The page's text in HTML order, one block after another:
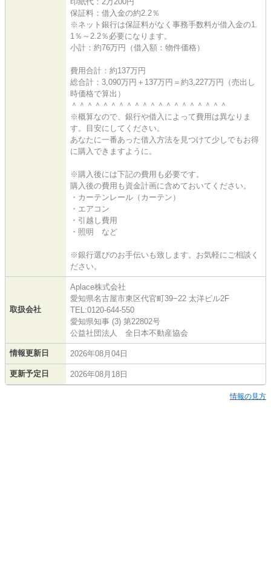
保証料：借入金の約2.2％
※ネット銀行は保証料がなく事務手数料が借入金の1.
1％～2.2％必要になります。
小計：約76万円（借入額：物件価格）
費用合計：約137万円
総合計：3,090万円＋137万円＝約3,227万円（売出し
時価格で算出）
＾＾＾＾＾＾＾＾＾＾＾＾＾＾＾＾＾＾＾＾
※概算なので、銀行や借入によって費用は異なりま
す。目安にしてください。
あなたに一番あった借入方法を見つけて少しでもお得
に購入できますように。
※購入後には下記の費用も必要です。
購入後の費用も資金計画に含めておいてください。
・カーテンレール（カーテン）
・エアコン
・引越し費用
・照明 など
※銀行選びのお手伝いも致します。お気軽にご相談く
ださい。
取扱会社
Aplace株式会社
愛知県名古屋市東区代官町39−22 太洋ビル2F
TEL:0120-644-550
愛知県知事 (3) 第22802号
公益社団法人 全日本不動産協会
情報更新日 2026年08月04日
更新予定日 2026年08月18日
情報の見方